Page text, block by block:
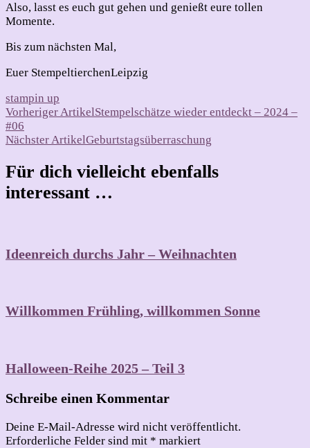
Also, lasst es euch gut gehen und genießt eure tollen
Momente.
Bis zum nächsten Mal,
Euer StempeltierchenLeipzig
stampin up
Beitragsnavigation
Vorheriger ArtikelStempelschätze wieder entdeckt – 2024 –
#06
Nächster ArtikelGeburtstagsüberraschung
Für dich vielleicht ebenfalls
interessant …
Ideenreich durchs Jahr – Weihnachten
Willkommen Frühling, willkommen Sonne
Halloween-Reihe 2025 – Teil 3
Schreibe einen Kommentar
Deine E-Mail-Adresse wird nicht veröffentlicht.
Erforderliche Felder sind mit * markiert